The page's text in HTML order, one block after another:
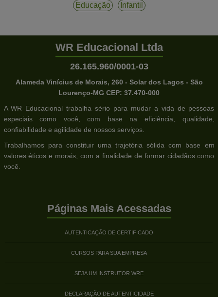
Educação
Infantil
WR Educacional Ltda
26.165.960/0001-03
Alameda Vinícius de Morais, 260 - Solar dos Lagos - São
Lourenço-MG CEP: 37.470-000
A WR Educacional trabalha sério para mudar a vida de pessoas
especiais como você, com base na eficiência, qualidade,
confiabilidade e agilidade de nossos serviços.
Trabalhamos para constituir uma trajetória sólida com base em
valores éticos e morais, com a finalidade de formar cidadãos como
você.
Páginas Mais Acessadas
AUTENTICAÇÃO DE CERTIFICADO
CURSOS PARA SUA EMPRESA
SEJA UM INSTRUTOR WRE
DECLARAÇÃO DE AUTENTICIDADE